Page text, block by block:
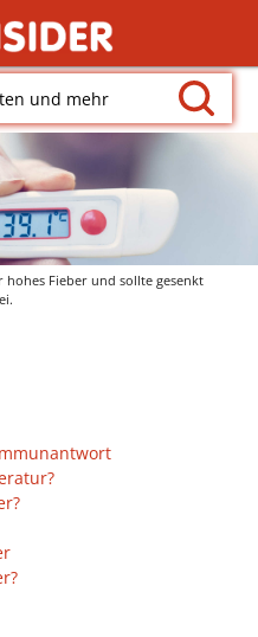
und mehr
hohes Fieber und sollte gesenkt